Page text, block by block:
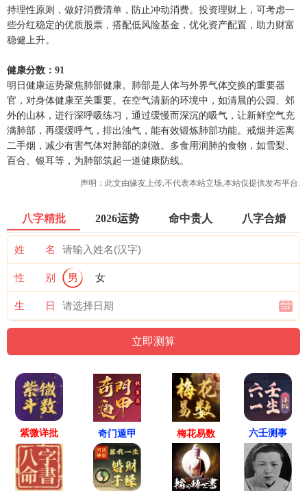
持理性原则，做好消费清单，防止冲动消费。投资理财上，可考虑一
些分红稳定的优质股票，搭配低风险基金，优化资产配置，助力财富
稳健上升。
健康分数：91
明日健康运势聚焦肺部健康。肺部是人体与外界气体交换的重要器
官，对身体健康至关重要。在空气清新的环境中，如清晨的公园、郊
外的山林，进行深呼吸练习，通过缓慢而深沉的吸气，让新鲜空气充
满肺部，再缓缓呼气，排出浊气，能有效锻炼肺部功能。戒烟并远离
二手烟，减少有害气体对肺部的刺激。多食用润肺的食物，如雪梨、
百合、银耳等，为肺部筑起一道健康防线。
声明：此文由缘友上传,不代表本站立场,本站仅提供发布平台.
八字精批 2026运势 命中贵人 八字合婚
姓 名
性 别 男 女
生 日
紫微详批 奇门遁甲 梅花易数 六壬测事